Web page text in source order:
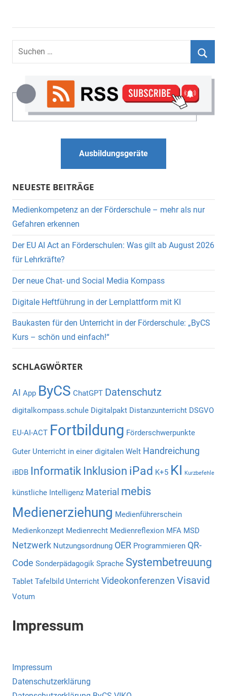
Suchen
nach:
Ausbildungsgeräte
NEUESTE BEITRÄGE
Medienkompetenz an der Förderschule – mehr als nur
Gefahren erkennen
Der EU AI Act an Förderschulen: Was gilt ab August 2026
für Lehrkräfte?
Der neue Chat- und Social Media Kompass
Digitale Heftführung in der Lernplattform mit KI
Baukasten für den Unterricht in der Förderschule: „ByCS
Kurs – schön und einfach!“
SCHLAGWÖRTER
AI App ByCS ChatGPT Datenschutz
digitalkompass.schule Digitalpakt Distanzunterricht DSGVO
EU-AI-ACT Fortbildung Förderschwerpunkte
Guter Unterricht in einer digitalen Welt Handreichung
iBDB Informatik Inklusion iPad K+5 KI Kurzbefehle
künstliche Intelligenz Material mebis
Medienerziehung Medienführerschein
Medienkonzept Medienrecht Medienreflexion MFA MSD
Netzwerk Nutzungsordnung OER Programmieren QR-
Code Sonderpädagogik Sprache Systembetreuung
Tablet Tafelbild Unterricht Videokonferenzen Visavid
Votum
Impressum
Impressum
Datenschutzerklärung